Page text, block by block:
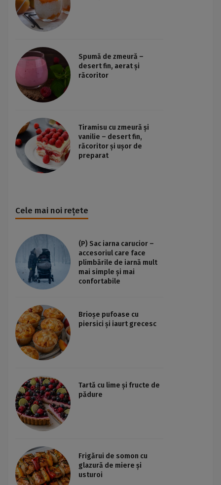
Spumă de zmeură –
desert fin, aerat și
răcoritor
Tiramisu cu zmeură și
vanilie – desert fin,
răcoritor și ușor de
preparat
Cele mai noi rețete
(P) Sac iarna carucior –
accesoriul care face
plimbările de iarnă mult
mai simple și mai
confortabile
Brioșe pufoase cu
piersici și iaurt grecesc
Tartă cu lime și fructe de
pădure
Frigărui de somon cu
glazură de miere și
usturoi